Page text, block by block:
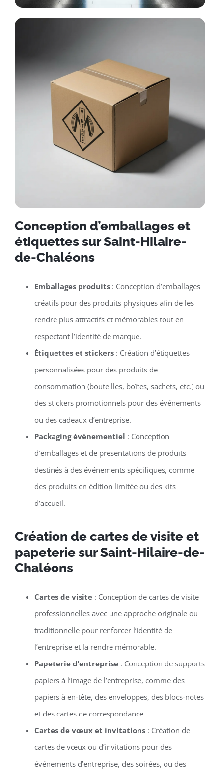
Conception d’emballages et
étiquettes sur Saint-Hilaire-
de-Chaléons
Emballages produits: Conception d’emballages
créatifs pour des produits physiques afin de les
rendre plus attractifs et mémorables tout en
respectant l’identité de marque.
Étiquettes et stickers: Création d’étiquettes
personnalisées pour des produits de
consommation (bouteilles, boîtes, sachets, etc.) ou
des stickers promotionnels pour des événements
ou des cadeaux d’entreprise.
Packaging événementiel : Conception
d’emballages et de présentations de produits
destinés à des événements spécifiques, comme
des produits en édition limitée ou des kits
d’accueil.
Création de cartes de visite et
papeterie sur Saint-Hilaire-de-
Chaléons
Cartes de visite: Conception de cartes de visite
professionnelles avec une approche originale ou
traditionnelle pour renforcer l’identité de
l’entreprise et la rendre mémorable.
Papeterie d’entreprise: Conception de supports
papiers à l’image de l’entreprise, comme des
papiers à en-tête, des enveloppes, des blocs-notes
et des cartes de correspondance.
Cartes de vœux et invitations: Création de
cartes de vœux ou d’invitations pour des
événements d’entreprise, des soirées, ou des